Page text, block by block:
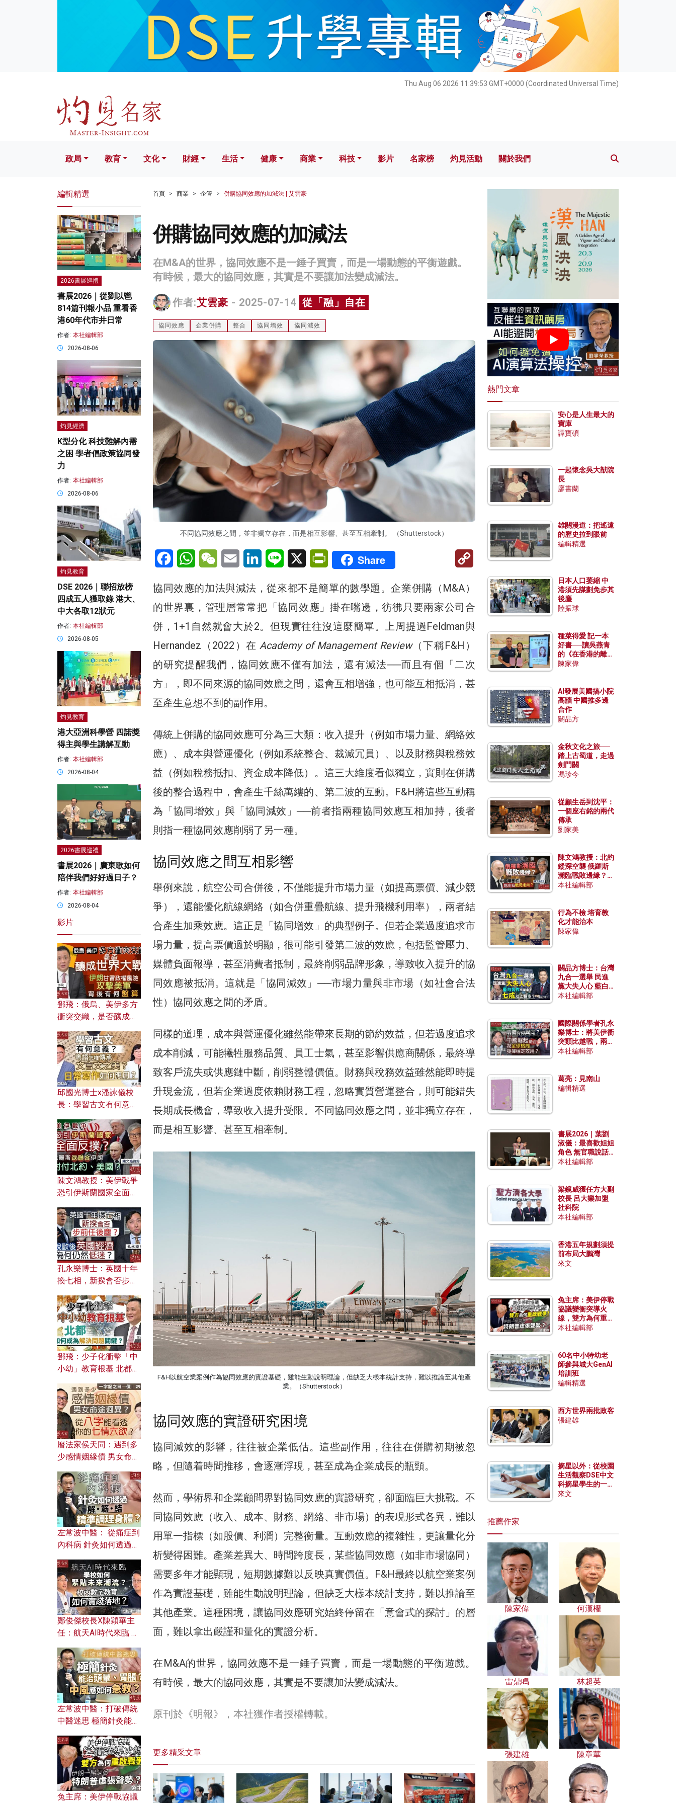
Thu Aug 06 2026 11:39:55 GMT+0000 (Coordinated Universal Time)
文化 財經 生活 健康 科技 影片 名家榜 灼見活動 關於我們
政局 教育 文化 財經 生活 健康 商業 科技 影片 名家榜 灼見活動 關於我們
首頁 商業 企管 併購協同效應的加減法 | 艾雲豪
併購協同效應的加減法
在M&A的世界，協同效應不是一錘子買賣，而是一場動態的平衡遊戲。
有時候，最大的協同效應，其實是不要讓加法變成減法。
作者:艾雲豪 - 2025-07-14 從「融」自在
協同效應 企業併購 整合 協同增效 協同減效
不同協同效應之間，並非獨立存在，而是相互影響、甚至互相牽制。 （Shutterstock）
FacebookWhatsAppWeChatEmail LinkedInLine X PrintFriendly
Share
Copy
Link
協同效應的加法與減法，從來都不是簡單的數學題。企業併購（M&A）
的世界裏，管理層常常把「協同效應」掛在嘴邊，彷彿只要兩家公司合
併，1+1自然就會大於2。但現實往往沒這麼簡單。上周提過Feldman與
Hernandez（2022）在 Academy of Management Review（下稱F&H）
的研究提醒我們，協同效應不僅有加法，還有減法──而且有個「二次
方」，即不同來源的協同效應之間，還會互相增強，也可能互相抵消，甚
至產生意想不到的副作用。
傳統上併購的協同效應可分為三大類：收入提升（例如市場力量、網絡效
應）、成本與營運優化（例如系統整合、裁減冗員）、以及財務與稅務效
益（例如稅務抵扣、資金成本降低）。這三大維度看似獨立，實則在併購
後的整合過程中，會產生千絲萬縷的、第二波的互動。F&H將這些互動稱
為「協同增效」與「協同減效」──前者指兩種協同效應互相加持，後者
則指一種協同效應削弱了另一種。
協同效應之間互相影響
舉例來說，航空公司合併後，不僅能提升市場力量（如提高票價、減少競
爭），還能優化航線網絡（如合併重疊航線、提升飛機利用率），兩者結
合產生加乘效應。這正是「協同增效」的典型例子。但若企業過度追求市
場力量，提高票價過於明顯，很可能引發第二波的效應，包括監管壓力、
媒體負面報導，甚至消費者抵制，最終削弱品牌形象，導致收入提升的協
同效應被抵消。這就是「協同減效」──市場力量與非市場（如社會合法
性）協同效應之間的矛盾。
同樣的道理，成本與營運優化雖然能帶來長期的節約效益，但若過度追求
成本削減，可能犧牲服務品質、員工士氣，甚至影響供應商關係，最終導
致客戶流失或供應鏈中斷，削弱整體價值。財務與稅務效益雖然能即時提
升現金流，但若企業過度依賴財務工程，忽略實質營運整合，則可能錯失
長期成長機會，導致收入提升受限。不同協同效應之間，並非獨立存在，
而是相互影響、甚至互相牽制。
F&H以航空業案例作為協同效應的實證基礎，雖能生動說明理論，但缺乏大樣本統計支持，難以推論至其他產
業。（Shutterstock）
協同效應的實證研究困境
協同減效的影響，往往被企業低估。這些副作用，往往在併購初期被忽
略，但隨着時間推移，會逐漸浮現，甚至成為企業成長的瓶頸。
然而，學術界和企業顧問界對協同效應的實證研究，卻面臨巨大挑戰。不
同協同效應（收入、成本、財務、網絡、非市場）的表現形式各異，難以
用單一指標（如股價、利潤）完整衡量。互動效應的複雜性，更讓量化分
析變得困難。產業差異大、時間跨度長，某些協同效應（如非市場協同）
需要多年才能顯現，短期數據難以反映真實價值。F&H最終以航空業案例
作為實證基礎，雖能生動說明理論，但缺乏大樣本統計支持，難以推論至
其他產業。這種困境，讓協同效應研究始終停留在「意會式的探討」的層
面，難以拿出嚴謹和量化的實證分析。
在M&A的世界，協同效應不是一錘子買賣，而是一場動態的平衡遊戲。
有時候，最大的協同效應，其實是不要讓加法變成減法。
原刊於《明報》，本社獲作者授權轉載。
更多精采文章
編輯精選
2026書展巡禮
書展2026｜從劉以鬯
814篇刊報小品 重看香
港60年代市井日常
作者: 本社編輯部
2026-08-06
灼見經濟
K型分化 科技難解內需
之困 學者倡政策協同發
力
作者: 本社編輯部
2026-08-06
灼見教育
DSE 2026｜聯招放榜
四成五人獲取錄 港大、
中大各取12狀元
作者: 本社編輯部
2026-08-05
灼見教育
港大亞洲科學營 四諾獎
得主與學生講解互動
作者: 本社編輯部
2026-08-04
2026書展巡禮
書展2026｜廣東歌如何
陪伴我們好好過日子？
作者: 本社編輯部
2026-08-04
影片
鄧飛：俄烏、美伊多方
衝突交織，是否釀成世
風險攻擊美軍，背後有
何盤算？
邱國光博士x潘詠儀校
長：學習古文有何意
文之美？ 日常寫作如何
應用？
陳文鴻教授：美伊戰爭
恐引伊斯蘭國家全面反
對付北約美國？
孔永樂博士：英國十年
換七相，新揆會否步前
濟為何仍然低迷？
鄧飛：少子化衝擊「中
小幼」教育根基 北都如
曆法家侯天同：遇到多
少感情姻緣債 男女命途
的七情六欲？
左常波中醫： 從痛症到
內科病 針灸如何透過解
鄭俊傑校長X陳穎華主
任：航天AI時代來臨 學
校內數字教育如何實踐
落地？
左常波中醫：打破傳統
中醫迷思 極簡針灸能治
何急救？
兔主席：美伊停戰協議
熱門文章
安心是人生最大的
寶庫
譚寶碩
一起懷念吳大猷院
長
廖書蘭
雄關漫道：把遙遠
的歷史拉到眼前
編輯精選
日本人口萎縮 中
港須先謀劃免步其
後塵
陸振球
種菜得愛 記一本
好書──讀吳燕青
的《在香港的離島
種菜》
陳家偉
AI發展美國搞小院
高牆 中國推多邊
合作
關品方
金秋文化之旅──
踏上古蜀道，走過
劍門關
馮珍今
從顧生岳到沈平：
一個座右銘的兩代
傳承
劉家美
陳文鴻教授：北約
縱深空襲 俄羅斯
瀕臨戰敗邊緣？中
國零部件能左右戰
本社編輯部
行為不檢 培育教
化才能治本
陳家偉
關品方博士：台灣
九合一選舉 民進
黨大失人心 藍白
合作有望拿下七成
本社編輯部
國際關係學者孔永
樂博士：將美伊衝
突類比越戰，兩者
有何異同？中國崛
本社編輯部
葛亮：見南山
編輯精選
書展2026｜葉劉
淑儀：最喜歡姐姐
角色 無官職說話
包袱少
本社編輯部
梁鏡威獲任方大副
校長 呂大樂加盟
社科院
本社編輯部
香港五年規劃須提
前布局大鵬灣
來文
兔主席：美伊停戰
協議變衝突導火
線，雙方為何重啟
戰爭？伊朗一早洞
本社編輯部
60名中小特幼老
師參與城大GenAI
培訓班
編輯精選
西方世界兩批政客
張建雄
摘星以外：從校園
生活觀察DSE中文
科摘星學生的一點
特質
來文
推薦作家
陳家偉 何漢權
雷鼎鳴 林超英
張建雄 陳章華